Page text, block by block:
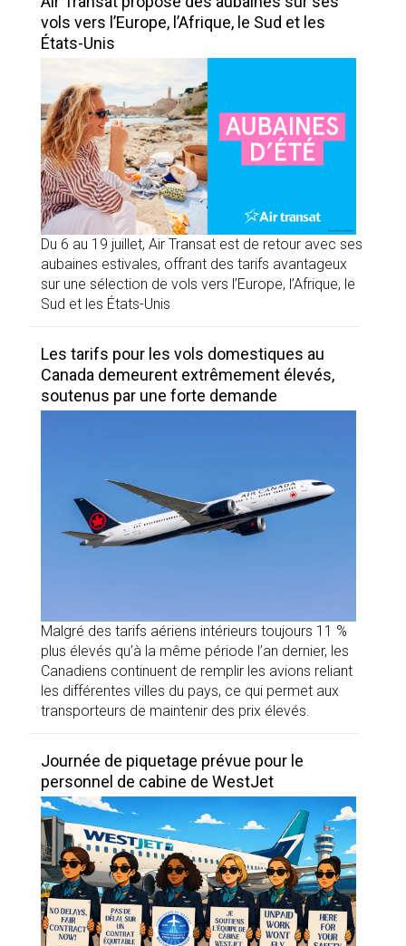
vols vers l’Europe, l’Afrique, le Sud et les
États-Unis
Du 6 au 19 juillet, Air Transat est de retour avec ses
aubaines estivales, offrant des tarifs avantageux
sur une sélection de vols vers l’Europe, l’Afrique, le
Sud et les États-Unis
Les tarifs pour les vols domestiques au
Canada demeurent extrêmement élevés,
soutenus par une forte demande
Malgré des tarifs aériens intérieurs toujours 11 %
plus élevés qu’à la même période l’an dernier, les
Canadiens continuent de remplir les avions reliant
les différentes villes du pays, ce qui permet aux
transporteurs de maintenir des prix élevés.
Journée de piquetage prévue pour le
personnel de cabine de WestJet